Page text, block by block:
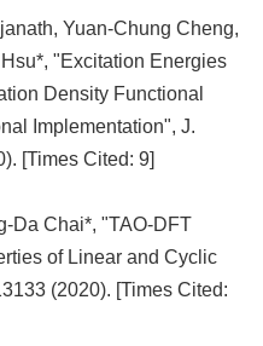
Yuan-Chung Cheng,
"Excitation Energies
Density Functional
Implementation", J.
[Times Cited: 9]
Da Chai*, "TAO-DFT
of Linear and Cyclic
(2020). [Times Cited: